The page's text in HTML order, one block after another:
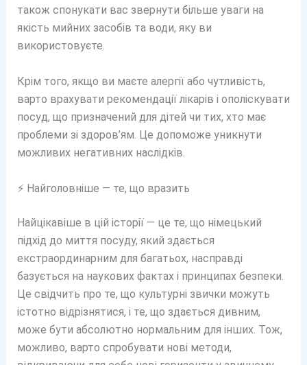
також спонукати вас звернути більше уваги на
якість мийних засобів та води, яку ви
використовуєте.
Крім того, якщо ви маєте алергії або чутливість,
варто врахувати рекомендації лікарів і ополіскувати
посуд, що призначений для дітей чи тих, хто має
проблеми зі здоров’ям. Це допоможе уникнути
можливих негативних наслідків.
⚡ Найголовніше — те, що вразить
Найцікавіше в цій історії — це те, що німецький
підхід до миття посуду, який здається
екстраординарним для багатьох, насправді
базується на наукових фактах і принципах безпеки.
Це свідчить про те, що культурні звички можуть
істотно відрізнятися, і те, що здається дивним,
може бути абсолютно нормальним для інших. Тож,
можливо, варто спробувати нові методи,